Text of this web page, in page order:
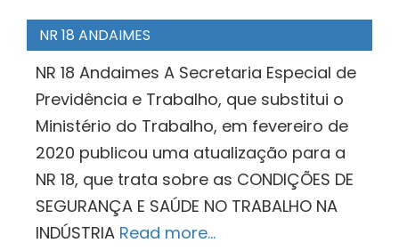
NR 18 ANDAIMES
NR 18 Andaimes A Secretaria Especial de
Previdência e Trabalho, que substitui o
Ministério do Trabalho, em fevereiro de
2020 publicou uma atualização para a
NR 18, que trata sobre as CONDIÇÕES DE
SEGURANÇA E SAÚDE NO TRABALHO NA
INDÚSTRIA Read more…